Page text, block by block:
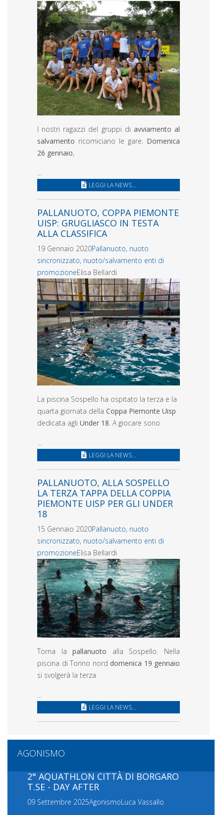
I nostri ragazzi del gruppi di avviamento al
salvamento ricomiciano le gare. Domenica
26 gennaio,
LEGGI LA NEWS...
PALLANUOTO, COPPA PIEMONTE
UISP: GRUGLIASCO IN TESTA
ALLA CLASSIFICA
19 Gennaio 2020Pallanuoto, nuoto
sincronizzato, nuoto/salvamento enti di
promozioneElisa Bellardi
La piscina Sospello ha ospitato la terza e la
quarta giornata della Coppa Piemonte Uisp
dedicata agli Under 18 . A giocare sono
LEGGI LA NEWS...
PALLANUOTO, ALLA SOSPELLO
LA TERZA TAPPA DELLA COPPIA
PIEMONTE UISP PER GLI UNDER
18
15 Gennaio 2020Pallanuoto, nuoto
sincronizzato, nuoto/salvamento enti di
promozioneElisa Bellardi
Torna lapallanuoto alla Sospello. Nella
piscina di Torino nord domenica 19 gennaio
si svolgerà la terza
...
LEGGI LA NEWS...
AGONISMO
2° AQUATHLON CITTÀ DI BORGARO
T.SE - DAY AFTER
09 Settembre 2025AgonismoLuca Vassallo